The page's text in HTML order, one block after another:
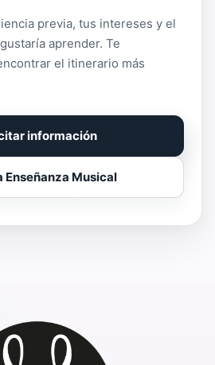
previa, tus intereses y el
aprender. Te
el itinerario más
información
Enseñanza Musical